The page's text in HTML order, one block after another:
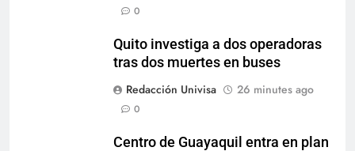
0
Quito investiga a dos operadoras
tras dos muertes en buses
Redacción Univisa
26 minutes ago
0
Centro de Guayaquil entra en plan